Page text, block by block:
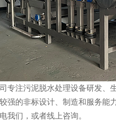
专注污泥脱水处理设备研发、
强的非标设计、制造和服务能
我们，或者线上咨询。